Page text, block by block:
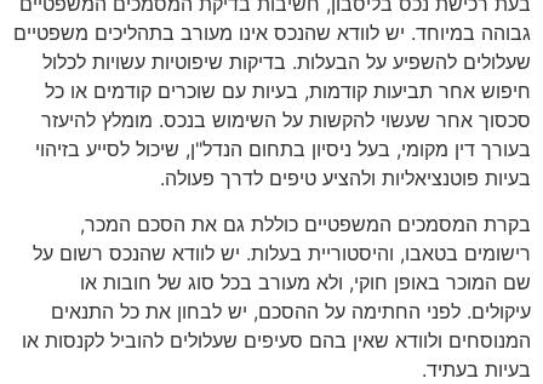
גבוהה במיוחד. יש לוודא שהנכס אינו מעורב בתהליכים משפטיים
שעלולים להשפיע על הבעלות. בדיקות שיפוטיות עשויות לכלול
חיפוש אחר תביעות קודמות, בעיות עם שוכרים קודמים או כל
סכסוך אחר שעשוי להקשות על השימוש בנכס. מומלץ להיעזר
בעורך דין מקומי, בעל ניסיון בתחום הנדל"ן, שיכול לסייע בזיהוי
בעיות פוטנציאליות ולהציע טיפים לדרך פעולה.
בקרת המסמכים המשפטיים כוללת גם את הסכם המכר,
רישומים בטאבו, והיסטוריית בעלות. יש לוודא שהנכס רשום על
שם המוכר באופן חוקי, ולא מעורב בכל סוג של חובות או
עיקולים. לפני החתימה על ההסכם, יש לבחון את כל התנאים
המנוסחים ולוודא שאין בהם סעיפים שעלולים להוביל לקנסות או
בעיות בעתיד.